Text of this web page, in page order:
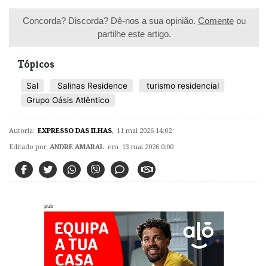
Concorda? Discorda? Dê-nos a sua opinião. Comenteou
partilhe este artigo.
Tópicos
Sal Salinas Residence
turismo residencial
Grupo Oásis Atlêntico
Autoria: EXPRESSO DAS ILHAS 11 mai 2026 14:02
Editado por ANDRE AMARAL em 13 mai 2026 0:00
pub